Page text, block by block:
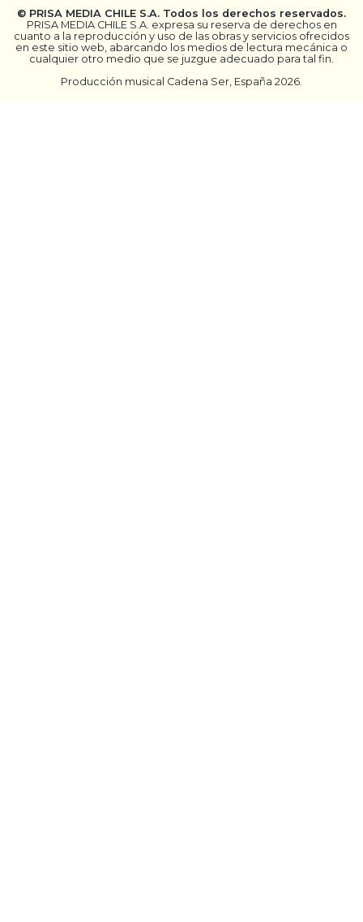
© PRISA MEDIA CHILE S.A. Todos los derechos reservados.
PRISA MEDIA CHILE S.A. expresa su reserva de derechos en
cuanto a la reproducción y uso de las obras y servicios ofrecidos
en este sitio web, abarcando los medios de lectura mecánica o
cualquier otro medio que se juzgue adecuado para tal fin.
Producción musical Cadena Ser, España 2026.